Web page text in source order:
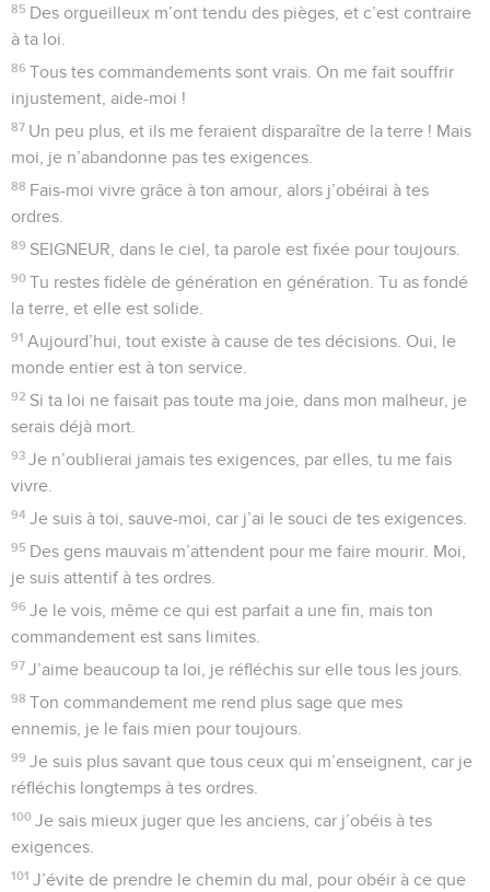
85 Des orgueilleux m’ont tendu des pièges, et c’est contraire
à ta loi.
86 Tous tes commandements sont vrais. On me fait souffrir
injustement, aide-moi !
87 Un peu plus, et ils me feraient disparaître de la terre ! Mais
moi, je n’abandonne pas tes exigences.
88 Fais-moi vivre grâce à ton amour, alors j’obéirai à tes
ordres.
89 SEIGNEUR, dans le ciel, ta parole est fixée pour toujours.
90 Tu restes fidèle de génération en génération. Tu as fondé
la terre, et elle est solide.
91 Aujourd’hui, tout existe à cause de tes décisions. Oui, le
monde entier est à ton service.
92 Si ta loi ne faisait pas toute ma joie, dans mon malheur, je
serais déjà mort.
93 Je n’oublierai jamais tes exigences, par elles, tu me fais
vivre.
94 Je suis à toi, sauve-moi, car j’ai le souci de tes exigences.
95 Des gens mauvais m’attendent pour me faire mourir. Moi,
je suis attentif à tes ordres.
96 Je le vois, même ce qui est parfait a une fin, mais ton
commandement est sans limites.
97 J’aime beaucoup ta loi, je réfléchis sur elle tous les jours.
98 Ton commandement me rend plus sage que mes
ennemis, je le fais mien pour toujours.
99 Je suis plus savant que tous ceux qui m’enseignent, car je
réfléchis longtemps à tes ordres.
100 Je sais mieux juger que les anciens, car j’obéis à tes
exigences.
101 J’évite de prendre le chemin du mal, pour obéir à ce que